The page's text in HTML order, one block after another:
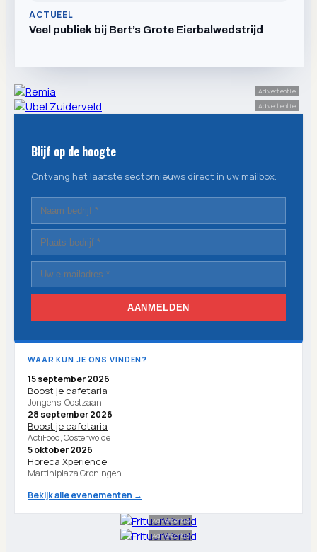
ACTUEEL
Veel publiek bij Bert’s Grote Eierbalwedstrijd
Advertentie
Advertentie
Blijf op de hoogte
Ontvang het laatste sectornieuws direct in uw mailbox.
AANMELDEN
WAAR KUN JE ONS VINDEN?
15 september 2026
Boost je cafetaria
Jongens, Oostzaan
28 september 2026
Boost je cafetaria
ActiFood, Oosterwolde
5 oktober 2026
Horeca Xperience
Martiniplaza Groningen
Bekijk alle evenementen →
Advertentie
Advertentie